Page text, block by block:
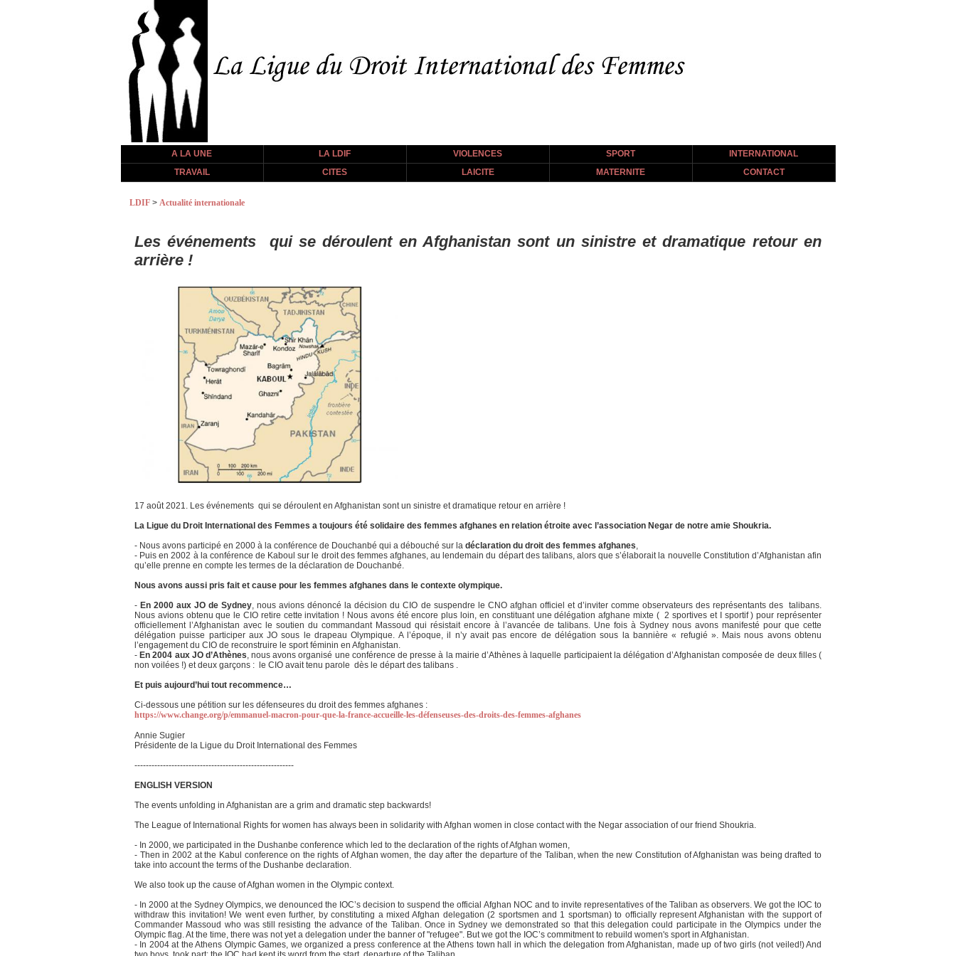
A LA UNE LA LDIF VIOLENCES SPORT
INTERNATIONAL
TRAVAIL
CITES LAICITE MATERNITE CONTACT
LDIF > Actualité internationale
Les événements qui se déroulent en Afghanistan sont un sinistre et dramatique retour en
arrière !
17 août 2021. Les événements qui se déroulent en Afghanistan sont un sinistre et dramatique retour en arrière !
La Ligue du Droit International des Femmes a toujours été solidaire des femmes afghanes en relation étroite avec l’association Negar de notre amie Shoukria.
- Nous avons participé en 2000 à la conférence de Douchanbé qui a débouché sur la déclaration du droit des femmes afghanes,
- Puis en 2002 à la conférence de Kaboul sur le droit des femmes afghanes, au lendemain du départ des talibans, alors que s’élaborait la nouvelle Constitution d’Afghanistan afin
qu’elle prenne en compte les termes de la déclaration de Douchanbé.
Nous avons aussi pris fait et cause pour les femmes afghanes dans le contexte olympique.
- En 2000 aux JO de Sydney, nous avions dénoncé la décision du CIO de suspendre le CNO afghan officiel et d’inviter comme observateurs des représentants des talibans.
Nous avions obtenu que le CIO retire cette invitation ! Nous avons été encore plus loin, en constituant une délégation afghane mixte ( 2 sportives et I sportif ) pour représenter
officiellement l’Afghanistan avec le soutien du commandant Massoud qui résistait encore à l’avancée de talibans. Une fois à Sydney nous avons manifesté pour que cette
délégation puisse participer aux JO sous le drapeau Olympique. A l’époque, il n’y avait pas encore de délégation sous la bannière « refugié ». Mais nous avons obtenu
l’engagement du CIO de reconstruire le sport féminin en Afghanistan.
- En 2004 aux JO d’Athènes, nous avons organisé une conférence de presse à la mairie d’Athènes à laquelle participaient la délégation d’Afghanistan composée de deux filles (
non voilées !) et deux garçons : le CIO avait tenu parole dès le départ des talibans .
Et puis aujourd’hui tout recommence…
Ci-dessous une pétition sur les défenseures du droit des femmes afghanes :
https://www.change.org/p/emmanuel-macron-pour-que-la-france-accueille-les-défenseuses-des-droits-des-femmes-afghanes
Annie Sugier
Présidente de la Ligue du Droit International des Femmes
--------------------------------------------------------
ENGLISH VERSION
The events unfolding in Afghanistan are a grim and dramatic step backwards!
The League of International Rights for women has always been in solidarity with Afghan women in close contact with the Negar association of our friend Shoukria.
- In 2000, we participated in the Dushanbe conference which led to the declaration of the rights of Afghan women,
- Then in 2002 at the Kabul conference on the rights of Afghan women, the day after the departure of the Taliban, when the new Constitution of Afghanistan was being drafted to
take into account the terms of the Dushanbe declaration.
We also took up the cause of Afghan women in the Olympic context.
- In 2000 at the Sydney Olympics, we denounced the IOC’s decision to suspend the official Afghan NOC and to invite representatives of the Taliban as observers. We got the IOC to
withdraw this invitation! We went even further, by constituting a mixed Afghan delegation (2 sportsmen and 1 sportsman) to officially represent Afghanistan with the support of
Commander Massoud who was still resisting the advance of the Taliban. Once in Sydney we demonstrated so that this delegation could participate in the Olympics under the
Olympic flag. At the time, there was not yet a delegation under the banner of "refugee". But we got the IOC’s commitment to rebuild women's sport in Afghanistan.
- In 2004 at the Athens Olympic Games, we organized a press conference at the Athens town hall in which the delegation from Afghanistan, made up of two girls (not veiled!) And